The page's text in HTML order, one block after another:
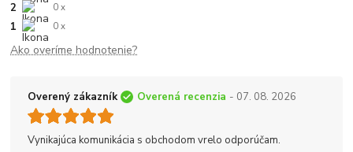
2 0 x
1 0 x
Ako overíme hodnotenie?
Overený zákazník Overená recenzia - 07. 08. 2026
Vynikajúca komunikácia s obchodom vrelo odporúčam.